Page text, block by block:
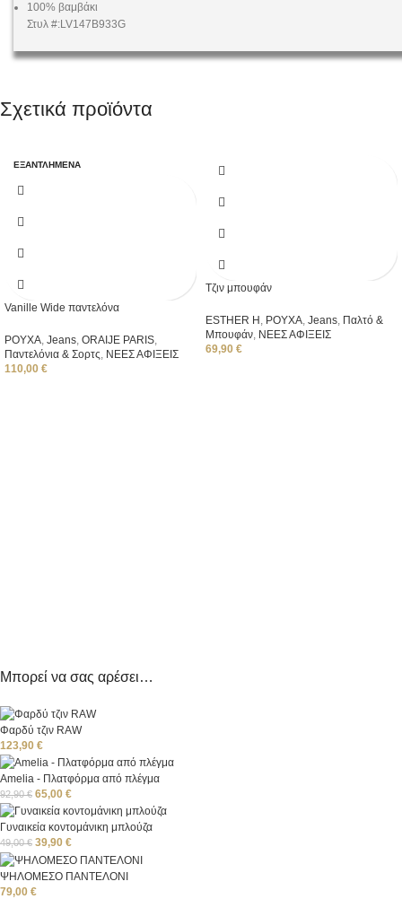
100% βαμβάκι
Στυλ #:LV147B933G
Σχετικά προϊόντα
ΕΞΑΝΤΛΗΜΈΝΑ
Vanille Wide παντελόνα
ΡΟΥΧΑ, Jeans, ORAIJE PARIS,
Παντελόνια & Σορτς, ΝΕΕΣ ΑΦΙΞΕΙΣ
110,00 €
Tζιν μπουφάν
ESTHER H , ΡΟΥΧΑ, Jeans, Παλτό &
Μπουφάν, ΝΕΕΣ ΑΦΙΞΕΙΣ
69,90 €
Μπορεί να σας αρέσει…
Φαρδύ τζιν RAW
123,90 €
Amelia - Πλατφόρμα από πλέγμα
92,90€ 65,00 €
Γυναικεία κοντομάνικη μπλούζα
49,00€ 39,90 €
ΨΗΛΟΜΕΣΟ ΠΑΝΤΕΛΟΝΙ
79,00 €